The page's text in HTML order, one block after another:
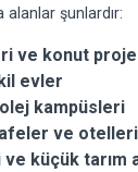
alanlar şunlardır:
ve konut
evler
kampüsleri
ve
ve küçük tarım